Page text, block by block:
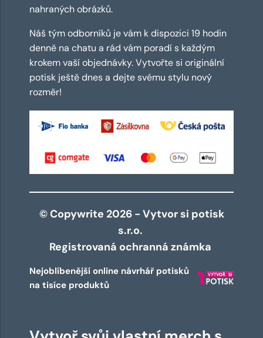
nahraných obrázků.
Náš tým odborníků je vám k dispozici 19 hodin
denně na chatu a rád vám poradí s každým
krokem vaší objednávky. Vytvořte si originální
potisk ještě dnes a dejte svému stylu nový
rozměr!
© Copywrite 2026 - Vytvor si potisk
s.r.o.
Registrovaná ochranná známka
Nejoblíbenější online návrhář potisků
na tisíce produktů